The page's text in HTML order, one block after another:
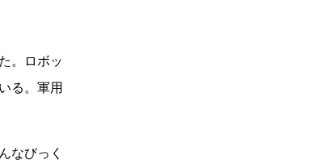
。ロボッ
る。軍用
なびっく